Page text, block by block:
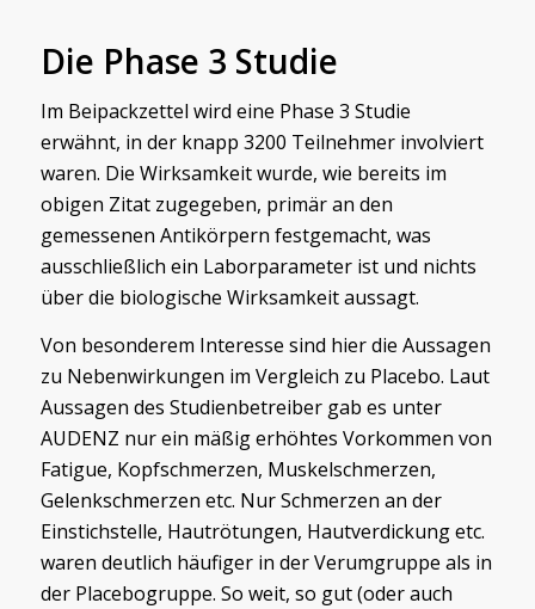
Die Phase 3 Studie
Im Beipackzettel wird eine Phase 3 Studie
erwähnt, in der knapp 3200 Teilnehmer involviert
waren. Die Wirksamkeit wurde, wie bereits im
obigen Zitat zugegeben, primär an den
gemessenen Antikörpern festgemacht, was
ausschließlich ein Laborparameter ist und nichts
über die biologische Wirksamkeit aussagt.
Von besonderem Interesse sind hier die Aussagen
zu Nebenwirkungen im Vergleich zu Placebo. Laut
Aussagen des Studienbetreiber gab es unter
AUDENZ nur ein mäßig erhöhtes Vorkommen von
Fatigue, Kopfschmerzen, Muskelschmerzen,
Gelenkschmerzen etc. Nur Schmerzen an der
Einstichstelle, Hautrötungen, Hautverdickung etc.
waren deutlich häufiger in der Verumgruppe als in
der Placebogruppe. So weit, so gut (oder auch